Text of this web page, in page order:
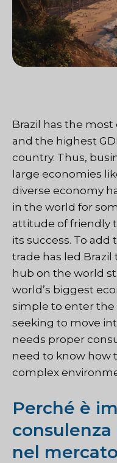
Brazil has the
and the highest
country. Thus,
large economies
diverse economy
in the world for
attitude of friendly
its success. To
trade has led
hub on the world
world’s biggest
simple to enter the
seeking to move
needs proper
need to know how
complex
Perché è
consulenza
nel